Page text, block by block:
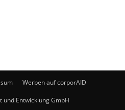
Werben auf corporAID
und Entwicklung GmbH